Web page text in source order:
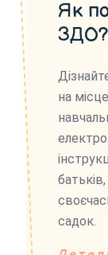
Як
ЗДО?
на
садок.